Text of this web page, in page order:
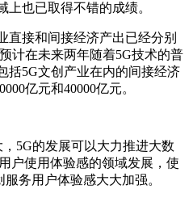
上也已取得不错的成绩。
接和间接经济产出已经分别
计在未来两年随着5G技术的普
括5G文创产业在内的间接经济
亿元和40000亿元。
5G的发展可以大力推进大数
户使用体验感的领域发展，使
务用户体验感大大加强。